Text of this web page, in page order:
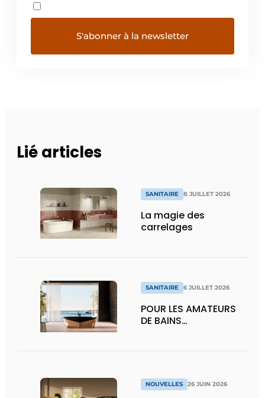
Lié articles
SANITAIRE 8 JUILLET 2026
La magie des
carrelages
SANITAIRE 6 JUILLET 2026
POUR LES AMATEURS
DE BAINS…
NOUVELLES 26 JUIN 2026